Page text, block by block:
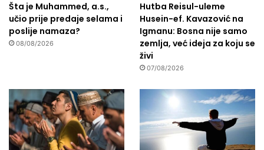
Šta je Muhammed, a.s.,
učio prije predaje selama i
poslije namaza?
08/08/2026
Hutba Reisul-uleme
Husein-ef. Kavazović na
Igmanu: Bosna nije samo
zemlja, već ideja za koju se
živi
07/08/2026